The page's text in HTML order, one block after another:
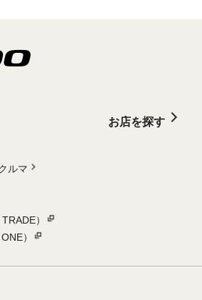
ルマ
）
）
お店を探す